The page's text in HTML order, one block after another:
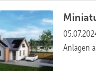
Anlagen